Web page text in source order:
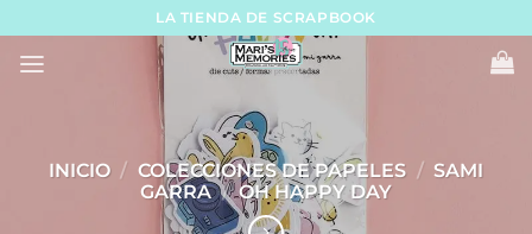
to
content
LA TIENDA DE SCRAPBOOK
INICIO / COLECCIONES DE PAPELES / SAMI
GARRA / OH HAPPY DAY